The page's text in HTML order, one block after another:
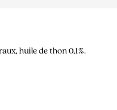
huile de thon 0,1%.